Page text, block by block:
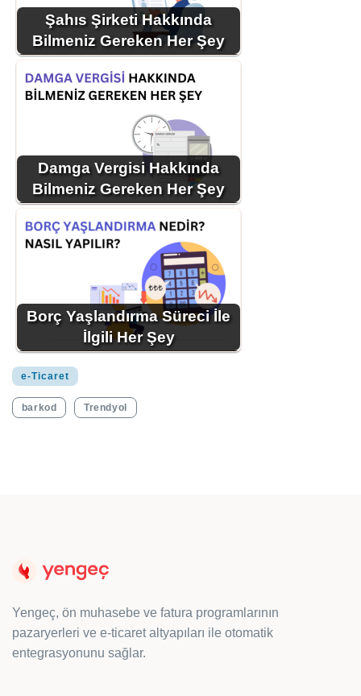
Şahıs Şirketi Hakkında
Bilmeniz Gereken Her Şey
Damga Vergisi Hakkında
Bilmeniz Gereken Her Şey
Borç Yaşlandırma Süreci İle
İlgili Her Şey
e-Ticaret
barkod Trendyol
Yengeç, ön muhasebe ve fatura programlarının
pazaryerleri ve e-ticaret altyapıları ile otomatik
entegrasyonunu sağlar.